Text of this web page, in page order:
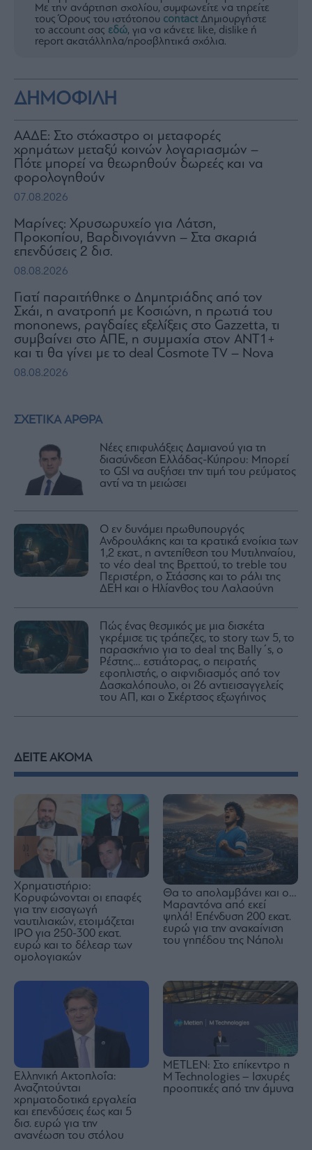
ΣΧΕΤΙΚΑ ΑΡΘΡΑ
Νέες επιφυλάξεις Δαμιανού για τη
διασύνδεση Ελλάδας-Κύπρου: Μπορεί
το GSI να αυξήσει την τιμή του ρεύματος
αντί να τη μειώσει
Ο εν δυνάμει πρωθυπουργός
Ανδρουλάκης και τα κρατικά ενοίκια των
1,2 εκατ., η αντεπίθεση του Μυτιληναίου,
το νέο deal της Βρεττού, το treble του
Περιστέρη, ο Στάσσης και το ράλι της
ΔΕΗ και ο Ηλίανθος του Λαλαούνη
Πώς ένας θεσμικός με μια δισκέτα
γκρέμισε τις τράπεζες, το story των 5, το
παρασκήνιο για το deal της Βally΄s, o
Ρέστης… εστιάτορας, ο πειρατής
εφοπλιστής, ο αιφνιδιασμός από τον
Δασκαλόπουλο, οι 26 αντιεισαγγελείς
του ΑΠ, και ο Σκέρτσος εξωγήινος
Με την ανάρτηση σχολίου, συμφωνείτε να τηρείτε
τους Όρους του ιστότοπου contactΔημιουργήστε
το account σας εδώ, για να κάνετε like, dislike ή
report ακατάλληλα/προσβλητικά σχόλια.
ΔΗΜΟΦΙΛΗ
ΑΑΔΕ: Στο στόχαστρο οι μεταφορές
χρημάτων μεταξύ κοινών λογαριασμών –
Πότε μπορεί να θεωρηθούν δωρεές και να
φορολογηθούν
07.08.2026
Μαρίνες: Χρυσωρυχείο για Λάτση,
Προκοπίου, Βαρδινογιάννη – Στα σκαριά
επενδύσεις 2 δισ.
08.08.2026
Γιατί παραιτήθηκε ο Δημητριάδης από τον
Σκάι, η ανατροπή με Κοσιώνη, η πρωτιά του
mononews, ραγδαίες εξελίξεις στο Gazzetta, τι
συμβαίνει στο ΑΠΕ, η συμμαχία στον ΑΝΤ1+
και τι θα γίνει με το deal Cosmote TV – Nova
08.08.2026
ΔΕΙΤΕ ΑΚΟΜΑ
Χρηματιστήριο:
Κορυφώνονται οι επαφές
για την εισαγωγή
ναυτιλιακών, ετοιμάζεται
IPO για 250-300 εκατ.
ευρώ και το δέλεαρ των
ομολογιακών
Θα το απολαμβάνει και ο…
Μαραντόνα από εκεί
ψηλά! Επένδυση 200 εκατ.
ευρώ για την ανακαίνιση
του γηπέδου της Νάπολι
Ελληνική Ακτοπλοΐα:
Αναζητούνται
χρηματοδοτικά εργαλεία
και επενδύσεις έως και 5
δισ. ευρώ για την
ανανέωση του στόλου
METLEN: Στο επίκεντρο η
M Technologies – Ισχυρές
προοπτικές από την άμυνα